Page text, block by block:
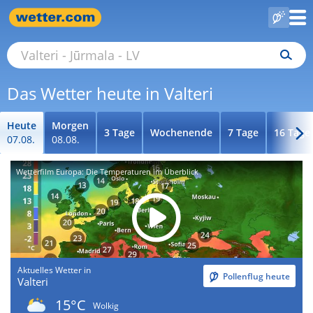
Das Wetter heute in Valteri
Heute
07.08.
Morgen
08.08.
3 Tage Wochenende 7 Tage 16 Tage
Wetterfilm Europa: Die Temperaturen im Überblick
Aktuelles Wetter in
Valteri Pollenflug heute
15°C
Wolkig